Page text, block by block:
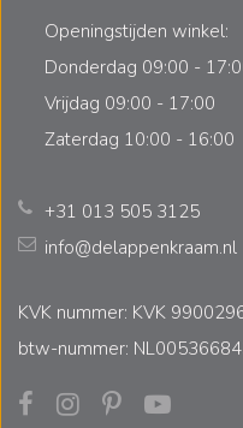
Openingstijden winkel:
Donderdag 09:00 -
Vrijdag 09:00 - 17:00
Zaterdag 10:00 - 16:00
+31 013 505 3125
info@delappenkraam.nl
KVK nummer: KVK
btw-nummer: